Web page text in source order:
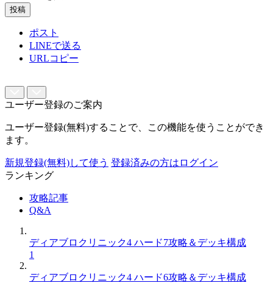
投稿
ポスト
LINEで送る
URLコピー
ユーザー登録のご案内
ユーザー登録(無料)することで、この機能を使うことができ
ます。
新規登録(無料)して使う 登録済みの方はログイン
ランキング
攻略記事
Q&A
ディアブロクリニック4 ハード7攻略＆デッキ構成
1
ディアブロクリニック4 ハード6攻略＆デッキ構成